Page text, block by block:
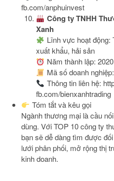
fb.com/anphuinvest
Công ty TNHH
Xanh
Lĩnh vực hoạt động:
xuất khẩu, hải sản
Năm thành lập: 2020
Mã số doanh
Thông tin liên hệ:
fb.com/bienxanhtrading
Tóm tắt và kêu gọi
Ngành thương mại là cầu
dùng. Với TOP 10 công ty
bạn sẽ dễ dàng tìm được
lưới phân phối, mở rộng thị
kinh doanh.